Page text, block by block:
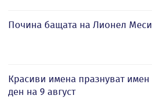
Почина бащата на Лионел Меси
Красиви имена празнуват имен
ден на 9 август